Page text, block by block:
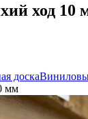
ход 10
доска
мм